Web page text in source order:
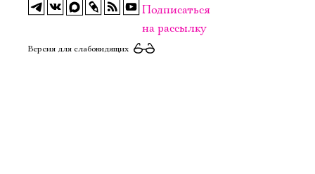
Подписаться
на рассылку
Версия для слабовидящих